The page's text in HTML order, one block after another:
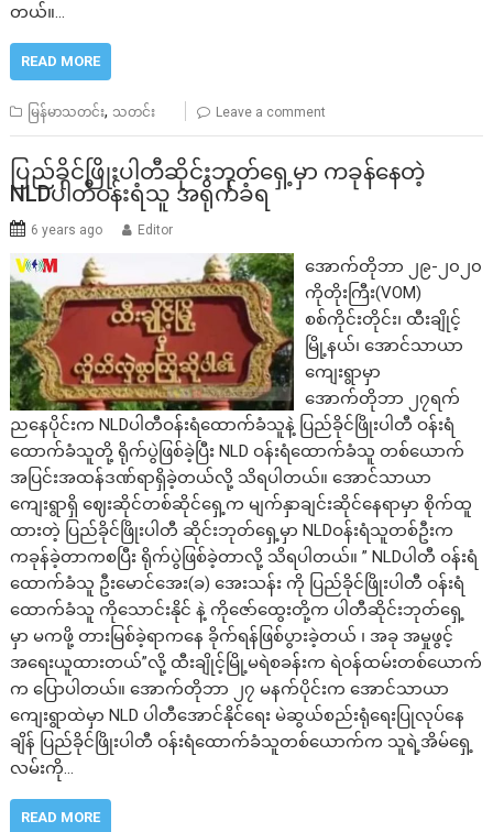
တယ်။…
READ MORE
မြန်မာသတင်း, သတင်း Leave a comment
ပြည်ခိုင်ဖြိုးပါတီဆိုင်းဘုတ်ရှေ့မှာ ကခုန်နေတဲ့
NLDပါတီဝန်းရံသူ အရိုက်ခံရ
6 years ago Editor
အောက်တိုဘာ ၂၉-၂၀၂၀
ကိုတိုးကြီး(VOM)
စစ်ကိုင်းတိုင်း၊ ထီးချိုင့်
မြို့နယ်၊ အောင်သာယာ
ကျေးရွာမှာ
အောက်တိုဘာ ၂၇ရက်
ညနေပိုင်းက NLDပါတီဝန်းရံထောက်ခံသူနဲ့ ပြည်ခိုင်ဖြိုးပါတီ ဝန်းရံ
ထောက်ခံသူတို့ ရိုက်ပွဲဖြစ်ခဲ့ပြီး NLD ဝန်းရံထောက်ခံသူ တစ်ယောက်
အပြင်းအထန်ဒဏ်ရာရှိခဲ့တယ်လို့ သိရပါတယ်။ အောင်သာယာ
ကျေးရွာရှိ ဈေးဆိုင်တစ်ဆိုင်ရှေ့က မျက်နှာချင်းဆိုင်နေရာမှာ စိုက်ထူ
ထားတဲ့ ပြည်ခိုင်ဖြိုးပါတီ ဆိုင်းဘုတ်ရှေ့မှာ NLDဝန်းရံသူတစ်ဦးက
ကခုန်ခဲ့တာကစပြီး ရိုက်ပွဲဖြစ်ခဲ့တာလို့ သိရပါတယ်။ ” NLDပါတီ ဝန်းရံ
ထောက်ခံသူ ဦးမောင်အေး(ခ) အေးသန်း ကို ပြည်ခိုင်ဖြိုးပါတီ ဝန်းရံ
ထောက်ခံသူ ကိုသောင်းနိုင် နဲ့ ကိုဇော်ထွေးတို့က ပါတီဆိုင်းဘုတ်ရှေ့
မှာ မကဖို့ တားမြစ်ခဲ့ရာကနေ ခိုက်ရန်ဖြစ်ပွားခဲ့တယ် ၊ အခု အမှုဖွင့်
အရေးယူထားတယ်”လို့ ထီးချိုင့်မြို့မရဲစခန်းက ရဲဝန်ထမ်းတစ်ယောက်
က ပြောပါတယ်။ အောက်တိုဘာ ၂၇ မနက်ပိုင်းက အောင်သာယာ
ကျေးရွာထဲမှာ NLD ပါတီအောင်နိုင်ရေး မဲဆွယ်စည်းရုံရေးပြုလုပ်နေ
ချိန် ပြည်ခိုင်ဖြိုးပါတီ ဝန်းရံထောက်ခံသူတစ်ယောက်က သူရဲ့အိမ်ရှေ့
လမ်းကို…
READ MORE